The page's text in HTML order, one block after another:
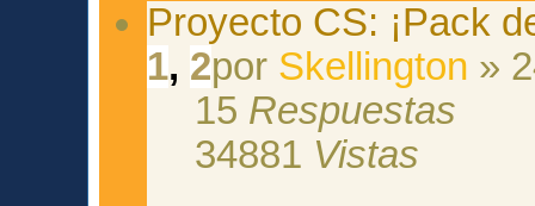
Proyecto CS: ¡Pack
1, 2por Skellington »
15 Respuestas
34881 Vistas